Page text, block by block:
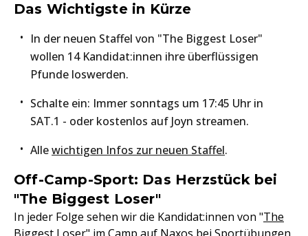
Das Wichtigste in Kürze
In der neuen Staffel von "The Biggest Loser"
wollen 14 Kandidat:innen ihre überflüssigen
Pfunde loswerden.
Schalte ein: Immer sonntags um 17:45 Uhr in
SAT.1 - oder kostenlos auf Joyn streamen.
Allewichtigen Infos zur neuen Staffel.
Off-Camp-Sport: Das Herzstück bei
"The Biggest Loser"
In jeder Folge sehen wir die Kandidat:innen von "The